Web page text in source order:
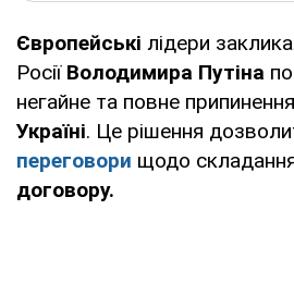
Європейські лідери
Росії Володимира Путіна
негайне та повне припинення
Україні. Це рішення
переговори щодо
договору.